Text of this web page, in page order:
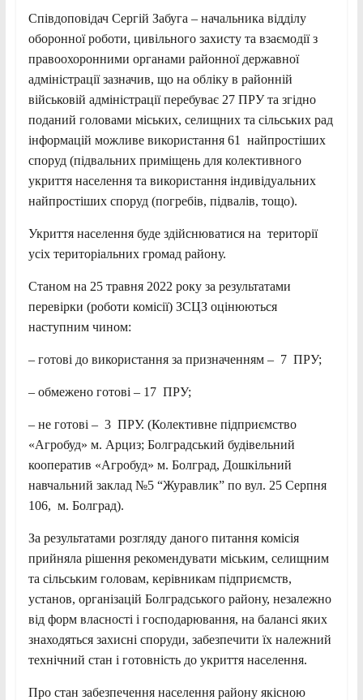
Співдоповідач Сергій Забуга – начальника відділу
оборонної роботи, цивільного захисту та взаємодії з
правоохоронними органами районної державної
адміністрації зазначив, що на обліку в районній
військовій адміністрації перебуває 27 ПРУ та згідно
поданий головами міських, селищних та сільських рад
інформацій можливе використання 61 найпростіших
споруд (підвальних приміщень для колективного
укриття населення та використання індивідуальних
найпростіших споруд (погребів, підвалів, тощо).
Укриття населення буде здійснюватися на території
усіх територіальних громад району.
Станом на 25 травня 2022 року за результатами
перевірки (роботи комісії) ЗСЦЗ оцінюються
наступним чином:
– готові до використання за призначенням – 7 ПРУ;
– обмежено готові – 17 ПРУ;
– не готові – 3 ПРУ. (Колективне підприємство
«Агробуд» м. Арциз; Болградський будівельний
кооператив «Агробуд» м. Болград, Дошкільний
навчальний заклад №5 “Журавлик” по вул. 25 Серпня
106, м. Болград).
За результатами розгляду даного питання комісія
прийняла рішення рекомендувати міським, селищним
та сільським головам, керівникам підприємств,
установ, організацій Болградського району, незалежно
від форм власності і господарювання, на балансі яких
знаходяться захисні споруди, забезпечити їх належний
технічний стан і готовність до укриття населення.
Про стан забезпечення населення району якісною